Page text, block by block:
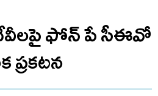
ఫోన్ పే సీఈవో
ప్రకటన